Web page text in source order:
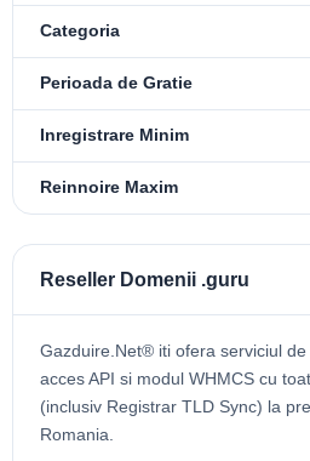
Categoria
Perioada de Gratie
Inregistrare Minim
Reinnoire Maxim
Reseller Domenii .guru
Gazduire.Net® iti ofera serviciul
acces API si modul WHMCS cu
(inclusiv Registrar TLD Sync) la
Romania.